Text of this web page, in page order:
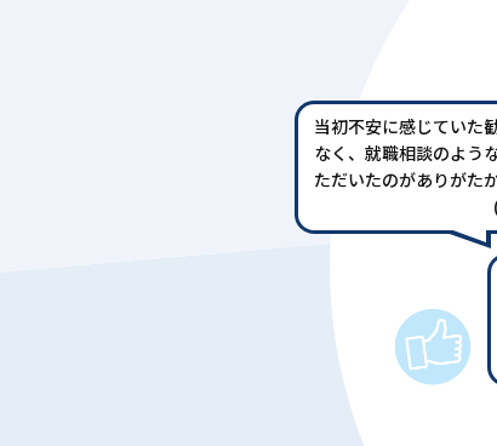
当初不安に感じていた
なく、就職相談のよう
ただいたのがありがた